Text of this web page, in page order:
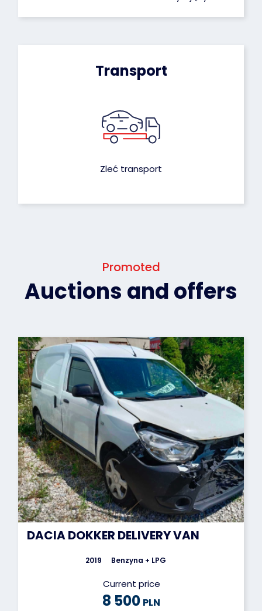
Transport
Zleć transport
Promoted
Auctions and offers
DACIA DOKKER DELIVERY VAN
2019 Benzyna + LPG
Current price
8 500 PLN